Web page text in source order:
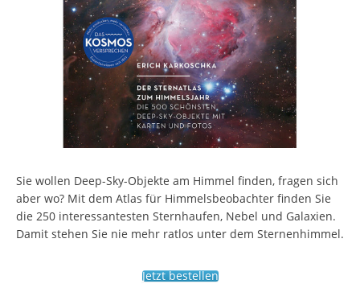
Sie wollen Deep-Sky-Objekte am Himmel finden, fragen sich
aber wo? Mit dem Atlas für Himmelsbeobachter finden Sie
die 250 interessantesten Sternhaufen, Nebel und Galaxien.
Damit stehen Sie nie mehr ratlos unter dem Sternenhimmel.
Jetzt bestellen